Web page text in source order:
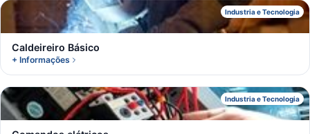
Industria e Tecnologia
C
Caldeireiro Básico
+ Informações
Industria e Tecnologia
C